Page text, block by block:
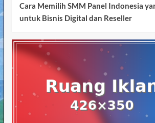
Cara Memilih SMM Panel Indonesia
untuk Bisnis Digital dan Reseller